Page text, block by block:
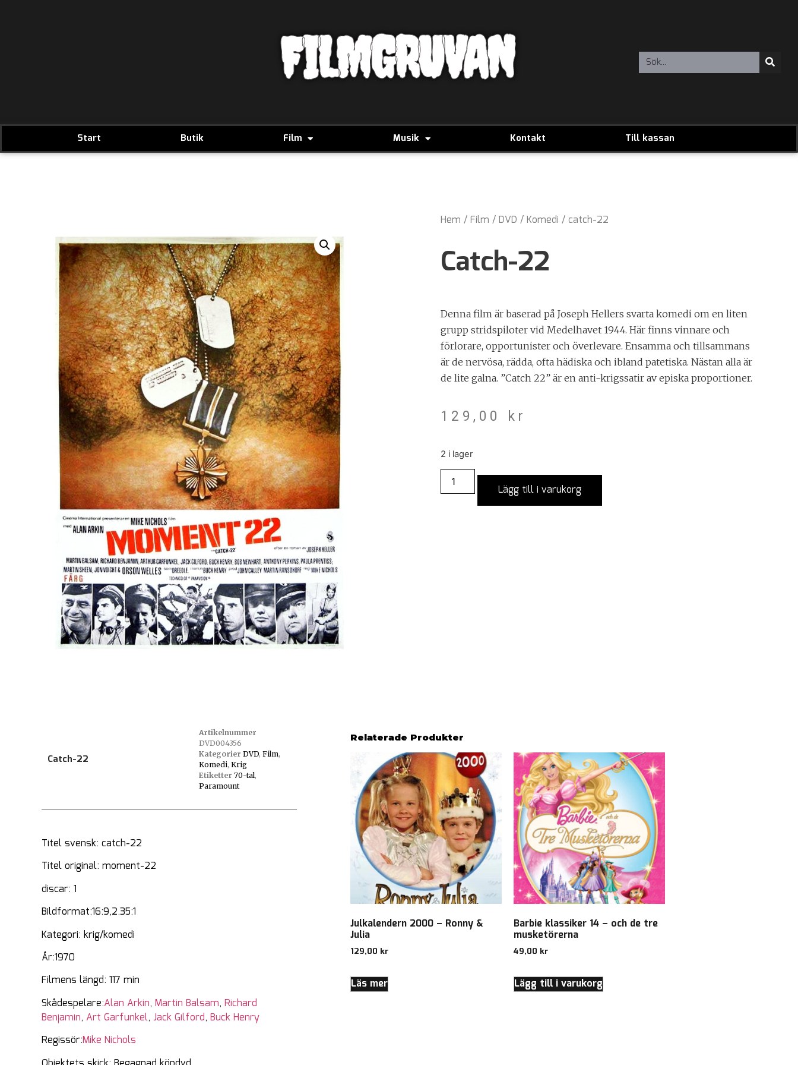
FILMGRUVAN
Start Butik Film Musik Kontakt Till kassan
Hem / Film / DVD / Komedi / catch-22
Catch-22
Denna film är baserad på Joseph Hellers svarta komedi om en liten
grupp stridspiloter vid Medelhavet 1944. Här finns vinnare och
förlorare, opportunister och överlevare. Ensamma och tillsammans
är de nervösa, rädda, ofta hädiska och ibland patetiska. Nästan alla är
de lite galna. ”Catch 22” är en anti-krigssatir av episka proportioner.
129,00 kr
2 i lager
Lägg till i varukorg
Catch-22
Artikelnummer
DVD004356
Kategorier DVD, Film,
Komedi, Krig
Etiketter 70-tal,
Paramount
Titel svensk: catch-22
Titel original: moment-22
discar: 1
Bildformat:16:9,2.35:1
Kategori: krig/komedi
År:1970
Filmens längd: 117 min
Skådespelare:Alan Arkin, Martin Balsam, Richard
Benjamin, Art Garfunkel, Jack Gilford, Buck Henry
Regissör:Mike Nichols
Relaterade Produkter
Julkalendern 2000 – Ronny &
Julia
129,00 kr
Läs mer
Barbie klassiker 14 – och de tre
musketörerna
49,00 kr
Lägg till i varukorg